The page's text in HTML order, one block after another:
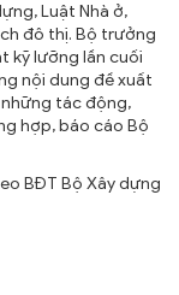
Luật Nhà ở,
đô thị. Bộ trưởng
kỹ lưỡng lần cuối
nội dung đề xuất
tác động,
hợp, báo cáo Bộ
BĐT Bộ Xây dựng